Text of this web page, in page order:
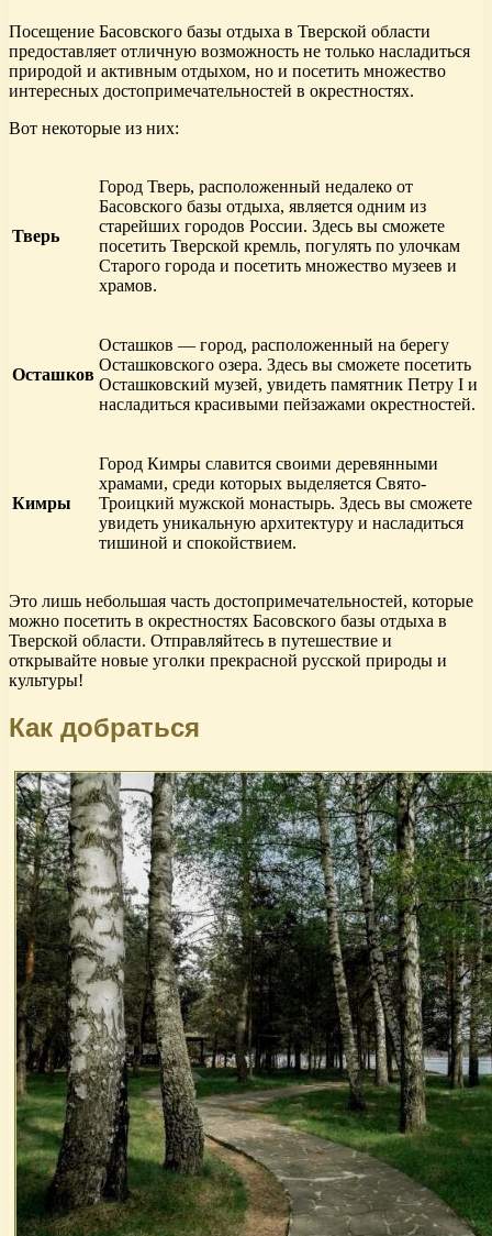
Посещение Басовского базы отдыха в Тверской области
предоставляет отличную возможность не только насладиться
природой и активным отдыхом, но и посетить множество
интересных достопримечательностей в окрестностях.
Вот некоторые из них:
Тверь
Город Тверь, расположенный недалеко от
Басовского базы отдыха, является одним из
старейших городов России. Здесь вы сможете
посетить Тверской кремль, погулять по улочкам
Старого города и посетить множество музеев и
храмов.
Осташков
Осташков — город, расположенный на берегу
Осташковского озера. Здесь вы сможете посетить
Осташковский музей, увидеть памятник Петру I и
насладиться красивыми пейзажами окрестностей.
Кимры
Город Кимры славится своими деревянными
храмами, среди которых выделяется Свято-
Троицкий мужской монастырь. Здесь вы сможете
увидеть уникальную архитектуру и насладиться
тишиной и спокойствием.
Это лишь небольшая часть достопримечательностей, которые
можно посетить в окрестностях Басовского базы отдыха в
Тверской области. Отправляйтесь в путешествие и
открывайте новые уголки прекрасной русской природы и
культуры!
Как добраться